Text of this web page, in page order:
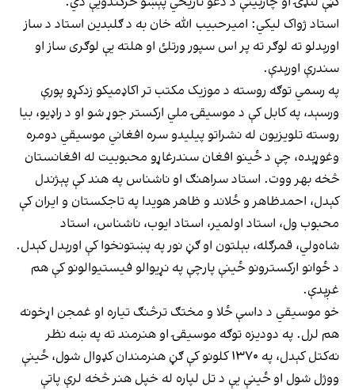
استاد ژواک لیکي: امیرحبیب الله خان به د ګلبدین استاد د ساز
اورېدلو ته لوګر ته پر اس سپور ورتلئ او هلته یې لوګری ساز او
سندرې اورېدې.
په رسمي توګه روسته د موزیک مکتب تر اکاډمیکو زدکړو پورې
ورسېد، په کابل کې د موسیقۍ ملي ارکستر جوړ شو او د راډیو، بیا
روسته تلویزیون له نشراتو پیلیدو سره افغاني موسیقي دومره
وغوړېده، چې د ځینو افغان سندرغاړو محبوبیت له افغانستان
څخه بهر ووت. استاد سراهنګ او ناشناس په هند کې پېژندل
کېدل، احمدظاهر و ځلاند و ظاهر هویدا په تاجکستان و ایران کې
محبوب ول، استاد اولمیر، استاد ایوب، ناشناس، استاد
شاه‌ولي، قمرګله، بېلتون او ګڼ نور په پښتونخوا کې اورېدل کېدل.
د ځوانو ارکسترونو ځينې پارچې په نړیوالو فیستیوالونو کې هم
غږېدې.
خو موسیقي د داسې ځلا و مختګ ترڅنګ تیاره او غمجن اړخونه
هم لرل. په دودیزه توګه موسیقۍ او هنرمند ته په ښه نظر
نه‌کتل کېدل، په ۱۳۷۰ کلونو کې ګڼ هنرمندان کډوال شول، ځينې
ووژل شول او ځینې یې د تل لپاره له خپل هنر څخه لرې پاتې